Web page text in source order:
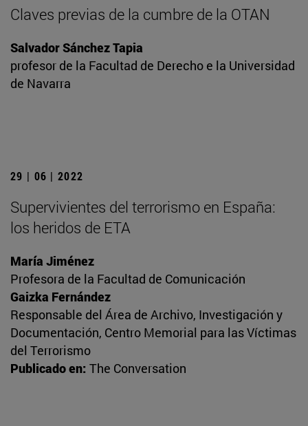
Claves previas de la cumbre de la OTAN
Salvador Sánchez Tapia
profesor de la Facultad de Derecho e la Universidad
de Navarra
29 | 06 | 2022
Supervivientes del terrorismo en España:
los heridos de ETA
María Jiménez
Profesora de la Facultad de Comunicación
Gaizka Fernández
Responsable del Área de Archivo, Investigación y
Documentación, Centro Memorial para las Víctimas
del Terrorismo
Publicado en: The Conversation